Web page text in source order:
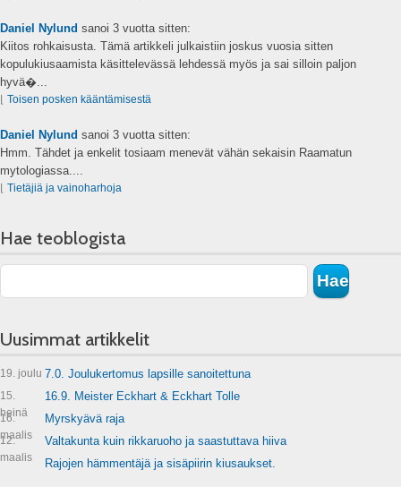
Daniel Nylund sanoi 3 vuotta sitten:
Kiitos rohkaisusta. Tämä artikkeli julkaistiin joskus vuosia sitten
kopulukiusaamista käsittelevässä lehdessä myös ja sai silloin paljon
hyvä�...
Toisen posken kääntämisestä
Daniel Nylund sanoi 3 vuotta sitten:
Hmm. Tähdet ja enkelit tosiaam menevät vähän sekaisin Raamatun
mytologiassa....
Tietäjiä ja vainoharhoja
Hae teoblogista
Uusimmat artikkelit
19. joulu 7.0. Joulukertomus lapsille sanoitettuna
15.
heinä
16.9. Meister Eckhart & Eckhart Tolle
16.
maalis
Myrskyävä raja
12.
maalis
Valtakunta kuin rikkaruoho ja saastuttava hiiva
Rajojen hämmentäjä ja sisäpiirin kiusaukset.